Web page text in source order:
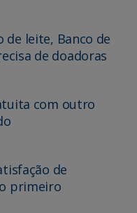
de leite, Banco de
de doadoras
com outro
de
primeiro